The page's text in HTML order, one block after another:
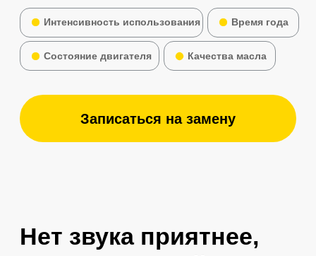
картины в целом, однако конкретные
выводы, разумеется, обнародованы.
Как уже неоднократно упомянуто,
предприниматели в сети интернет
освещают чрезвычайно интересные
конкретные выводы, разумеется,
объявлены нарушающими
общечеловеческие нормы этики и
морали!